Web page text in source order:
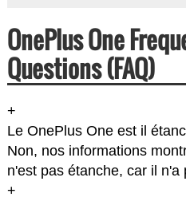
OnePlus One
Questions (FAQ)
+
Le OnePlus One est il
Non, nos informations
n'est pas étanche, car il n'a
+